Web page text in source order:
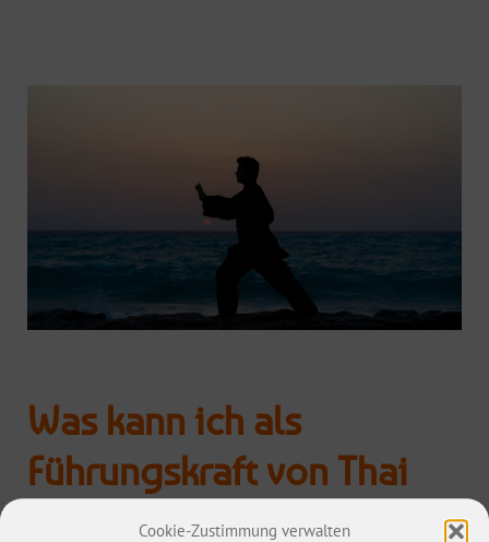
Cookie-Zustimmung verwalten
Was kann ich als
Führungskraft von Thai
Chi lernen?